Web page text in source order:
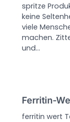
spritze
keine
viele
machen.
und…
Ferritin-
ferritin wert